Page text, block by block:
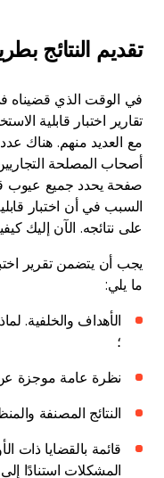
تقديم النتائج
تقارير اختبار قابلية
مع العديد منهم. هناك
أصحاب المصلحة
صفحة يحدد جميع عيوب
السبب في أن اختبار
على نتائجه. الآن إليك
يجب أن يتضمن تقرير
ما يلي:
الأهداف والخلفية.
؛
نظرة عامة موجزة عن
النتائج المصنفة
قائمة بالقضايا ذات
المشكلات استنادًا